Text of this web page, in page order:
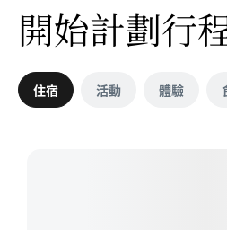
開始計劃行
住宿 活動 體驗